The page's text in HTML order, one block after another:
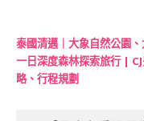
泰國清邁｜大象自然公園
一日深度森林探索旅行 |
略、行程規劃